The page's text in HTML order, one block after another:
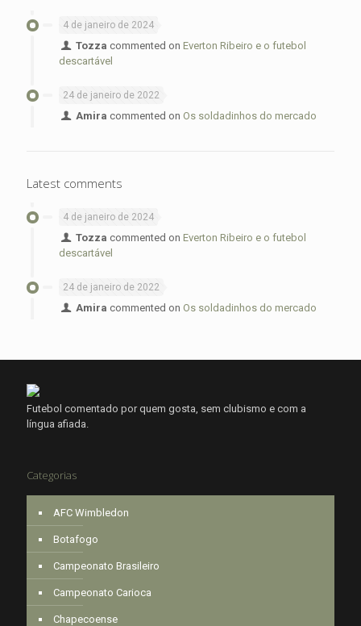
4 de janeiro de 2024
Tozza commented onEverton Ribeiro e o futebol
descartável
24 de janeiro de 2022
Amira commented onOs soldadinhos do mercado
Latest comments
4 de janeiro de 2024
Tozza commented onEverton Ribeiro e o futebol
descartável
24 de janeiro de 2022
Amira commented onOs soldadinhos do mercado
Futebol comentado por quem gosta, sem clubismo e com a
língua afiada.
Categorias
AFC Wimbledon
Botafogo
Campeonato Brasileiro
Campeonato Carioca
Chapecoense